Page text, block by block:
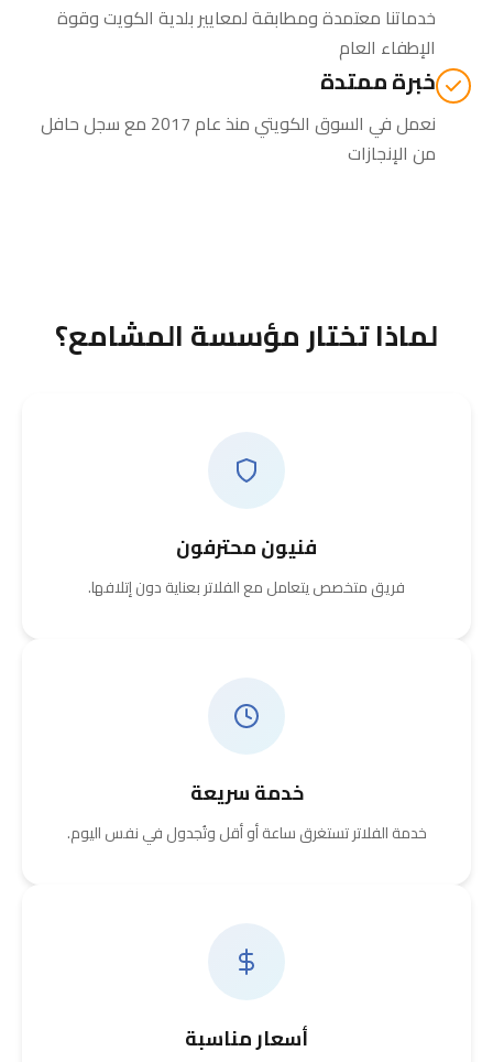
خدماتنا معتمدة ومطابقة لمعايير بلدية الكويت وقوة
الإطفاء العام
خبرة ممتدة
نعمل في السوق الكويتي منذ عام 2017 مع سجل حافل
من الإنجازات
لماذا تختار مؤسسة المشامع؟
فنيون محترفون
فريق متخصص يتعامل مع الفلاتر بعناية دون إتلافها.
خدمة سريعة
خدمة الفلاتر تستغرق ساعة أو أقل وتُجدول في نفس اليوم.
أسعار مناسبة